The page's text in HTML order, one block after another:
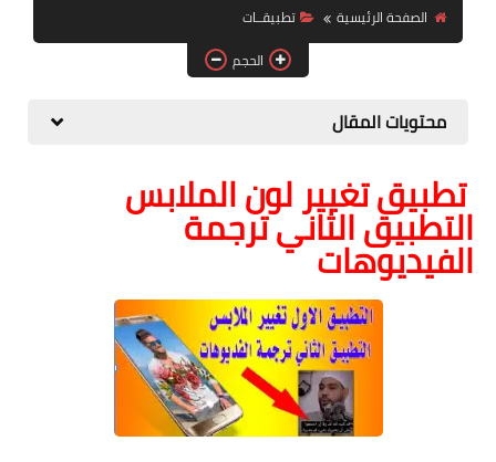
الصحة والجمال
موشن جرافيك
الصفحة الرئيسية
تطبيقــات
الحجم
محتويات المقال
تطبيق تغيير لون الملابس
التطبيق الثاني ترجمة
الفيديوهات